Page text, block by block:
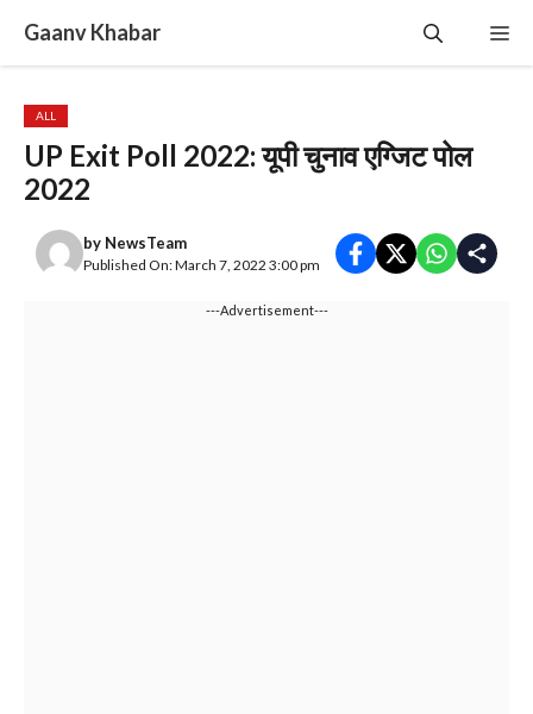
content
Gaanv Khabar
ALL
UP Exit Poll 2022: यूपी चुनाव एग्जिट पोल
2022‌
by NewsTeam
Published On: March 7, 2022 3:00 pm
---Advertisement---